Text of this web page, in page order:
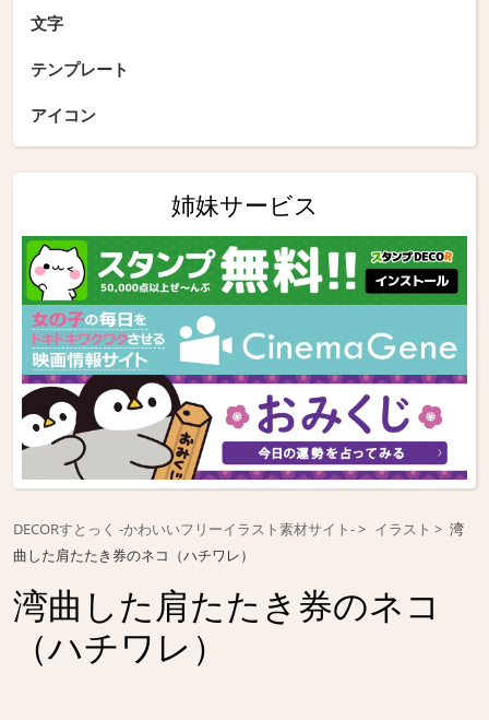
文字
テンプレート
アイコン
姉妹サービス
DECORすとっく -かわいいフリーイラスト素材サイト- イラスト
湾
曲した肩たたき券のネコ（ハチワレ）
湾曲した肩たたき券のネコ
（ハチワレ）